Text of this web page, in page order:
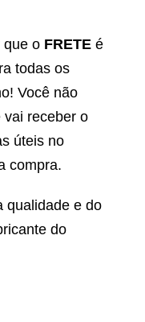
que o FRETE é
todas os
Você não
vai receber o
úteis no
compra.
qualidade e do
do